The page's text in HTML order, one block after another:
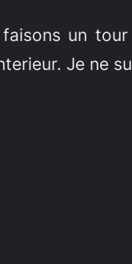
un
Je ne